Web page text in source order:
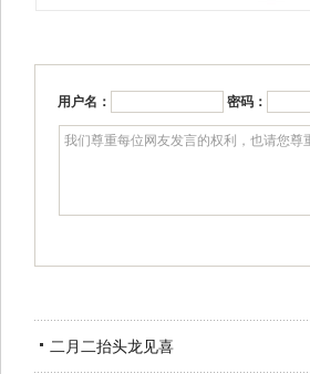
用户名： 密码：
二月二抬头龙见喜